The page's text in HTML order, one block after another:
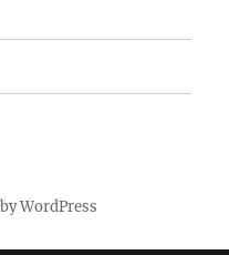
WordPress